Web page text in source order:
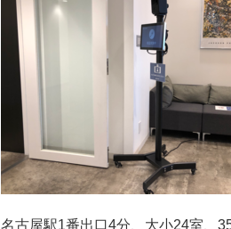
名古屋駅1番出口4分、大小24室、